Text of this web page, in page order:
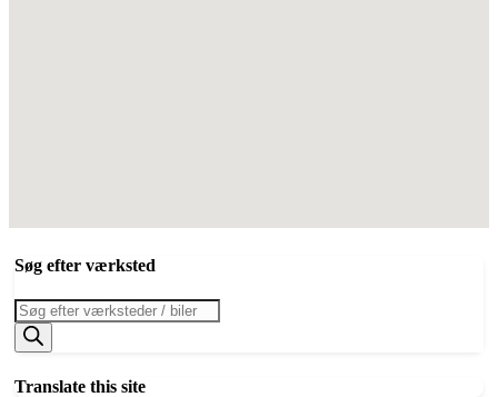
Søg efter værksted
Products
search
Translate this site